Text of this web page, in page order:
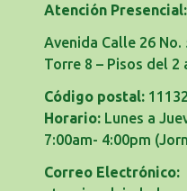
Atención Presencial:
Avenida Calle 26 No.
Torre 8 – Pisos del
Código postal:
Horario:Lunes a
7:00am- 4:00pm
Correo Electrónico: